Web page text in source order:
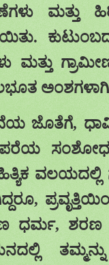
ಮತ್ತು
ಮತ್ತು
ಯ ಜೊತೆಗೆ,
,
ಧರ್ಮ, ಶರಣ